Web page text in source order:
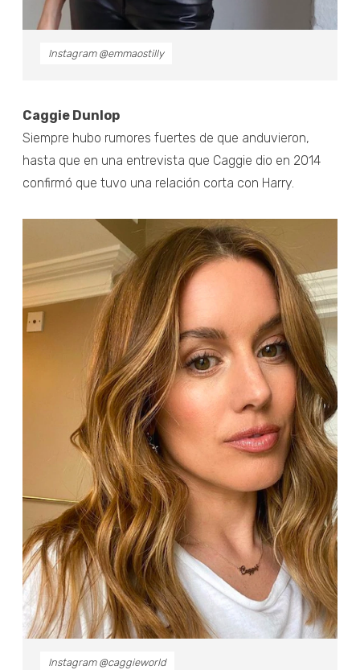
Instagram @emmaostilly
Caggie Dunlop
Siempre hubo rumores fuertes de que anduvieron,
hasta que en una entrevista que Caggie dio en 2014
confirmó que tuvo una relación corta con Harry.
Instagram @caggieworld